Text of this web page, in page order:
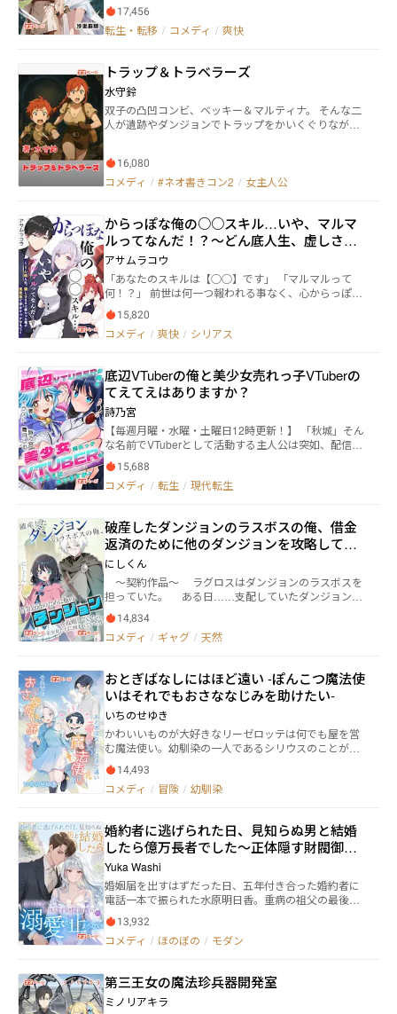
中に『日野 明澄（アスム）』という男がいた。 アスム
は強き想念を持ち善行により導かれた社畜のおっさん
だ。 この時、ユリファは大した期待もせず、アスムを
たことで状況は一変する。 主神ゼーノより「これは快
挙です！ すぐ地上に降りて確認しなさい！」と命じ
られ、ユリファは様子を見に降臨した。 何故なら異世
界の平和に最も貢献した勇者は「神になれる権利」が
与えられるからだ。 そして久しぶりに再会した勇者ア
リファはアスムに一目惚れし「共に神になりましょ
う！」と誘う。 しかしアスムはきっぱりとユリファこ
う言い放った。 「俺は神になどならん！ セカンドラ
うアスムは常軌を逸したグルメ志向を持つ勇者だっ
た。 「いや、モンスター飯って何ッ！？」
17,456
転生・転移 / コメディ / 爽快
トラップ＆トラベラーズ
水守鈴
双子の凸凹コンビ、ベッキー＆マルティナ。 そんな二
人が遺跡やダンジョンでトラップをかいくぐりなが
16,080
コメディ / #ネオ書きコン2 / 女主人公
からっぽな俺の○○スキル…いや、マルマ
ルってなんだ！？〜どん底人生、虚しさま
まに終わった俺が異世界で幸せをつかむま
で〜
アサムラコウ
「あなたのスキルは【○○】です」 「マルマルって
何！？」 前世は何一つ報われる事なく、心からっぽの
ままに35歳で生涯を終えた後、この世界に転生したア
ルテナッシに、16歳の時に与えられたのは、自分の虚
しかった人生と同じく、何も無いスキルだった。 役立
実際に死を選ぼうとした時、この世界の最強モンスタ
ーである"スライム"に襲われているメイドを見つけ
る。 せめて、最期くらい誰かの役に立とうと、自分の
命と引換に助けようとした。しかし、逆にメイドに助
けられたアルテナッシは、自分は死んでもいいから、
この人を助ける力が、スキルが欲しいと願う。 する
と、ステータス欄が輝き出して―― 【○○】スキル －ラ
ンク ［空白に言葉を入力してください］ からっぽだと
思ってたスキルが実は最強！ 【○○】になんでも入
ちゃい○増えてるぅ！？ このスキル、どうなっちゃ
うの！？ 前世に全てを奪われた男、メイドや幼馴染み
や剣士や聖女、ワイルドイケメンな狼獣人、その他沢
山の仲間達と供に、学園ライフに秘境の冒険や、つよ
つよモンスターとの戦いを、【○○】スキルを使いま
くって、今度こそ幸せなハートフルデイズを目指す！
「メイド長から教わりました、からっぽの心を満たす
のは――」 コメディたっぷりちょっぴりシリアス！ 冒険
日常バトルもラブも山盛りで！ 幸せ掴む異世界転生王
道冒険ファンタジー、開幕！ ・更新について 不定期更
かよろしくお願いします！
15,820
コメディ / 爽快 / シリアス
底辺VTuberの俺と美少女売れっ子VTuberの
てえてえはありますか？
詩乃宮
【毎週月曜・水曜・土曜日12時更新！】 「秋城」そん
な名前でVTuberとして活動する主人公は突如、配信中
に死亡、次に目を覚ましたら———なんと、転生をし
ていた。 ２週目チートで人生バラ色‼……そんなこと
なく、大学生活が始まり、就活が始まる。 このままで
渋谷の街頭にある大きなビジョンを見上げる。 そこに
は新曲を歌う、今を時めくVTuber「鈴堂うぃん」の姿
があった。 うぃんの歌によって、決意を固めた隼人は
もう一度「秋城」のアカウントにログインをする。 表
紙イラスト：霜月しむ様（Twitter:@oruen1996）
15,688
コメディ / 転生 / 現代転生
破産したダンジョンのラスボスの俺、借金
返済のために他のダンジョンを攻略してい
たら、いつの間にか美少女たちに囲まれて
いた件
にしくん
〜契約作品〜 ラグロスはダンジョンのラスボスを
担っていた。 ある日……支配していたダンジョンが
破産し、巨額の借金を背負わされてしまう。 「ラグロ
スよ、借金を返さねば最弱のスライムにする」 ダン
ジョンの神は、ラグロスにそう伝えて消えていった。
金を返済しよう……と。 早速、ラグロスは黒沢羊
（くろさわ よう）という人間に化けて、ダンジョン攻
略を開始する。 その途中で、人気美少女配信者の一
之瀬美波（いちのせ みなみ）と出会い……？ ※毎週月
曜日、水曜日、土曜日に更新いたします。
14,834
コメディ / ギャグ / 天然
おとぎばなしにはほど遠い -ぽんこつ魔法使
いはそれでもおさななじみを助けたい-
いちのせゆき
かわいいものが大好きなリーゼロッテは何でも屋を営
む魔法使い。幼馴染の一人であるシリウスのことが気
になっているけれど、それは親友にも内緒の秘めた想
い。そんなある日、道端で拾った薄汚れたぬいぐるみ
がシリウスそっくりで、ひとまず落とし主が見つかる
の高さから自分でそれを認められないでいた。そんな
中、大魔法使いのいたずらでぬいぐるみの姿に変えら
れてしまい――。 拾ったぬいぐるみに魔法がかけられてい
ると知ったリーゼロッテは、その正体がシリウスだと
は知らないまま、それを解くための旅に出る。 そんな
二人のどたばたほのぼの？冒険譚です。よろしくお願
いします。月水金更新予定です。
14,493
コメディ / 冒険 / 幼馴染
婚約者に逃げられた日、見知らぬ男と結婚
したら億万長者でした〜正体隠す財閥御曹
司の溺愛が止まらない〜
Yuka Washi
婚姻届を出すはずだった日、五年付き合った婚約者に
電話一本で振られた水原明日香。重病の祖父の最後の
願いは彼女の結婚。絶望の中、区役所の前で同じく婚
約者に逃げられた男性・柊木隼人と運命的に出会う。
「同じ天涯孤独な身、一緒に結婚しませんか」 思い切
明日香は、「私が養います」と宣言し、見知らぬ男と
閃婚する。 しかし、この「失業中」の夫には秘密があ
13,932
コメディ / ほのぼの / モダン
第三王女の魔法珍兵器開発室
ミノリアキラ